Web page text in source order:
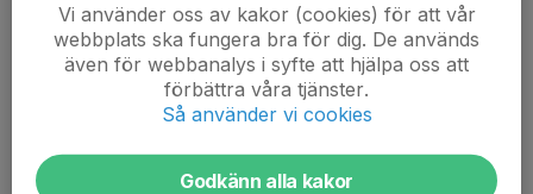
Vi använder oss av kakor (cookies) för att vår
webbplats ska fungera bra för dig. De används
även för webbanalys i syfte att hjälpa oss att
förbättra våra tjänster.
Så använder vi cookies
Godkänn alla kakor